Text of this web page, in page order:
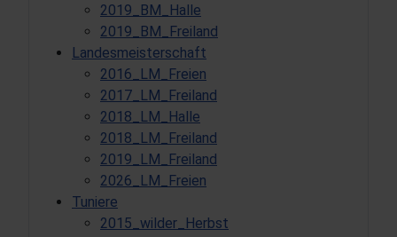
2019_BM_Halle
2019_BM_Freiland
Landesmeisterschaft
2016_LM_Freien
2017_LM_Freiland
2018_LM_Halle
2018_LM_Freiland
2019_LM_Freiland
2026_LM_Freien
Tuniere
2015_wilder_Herbst